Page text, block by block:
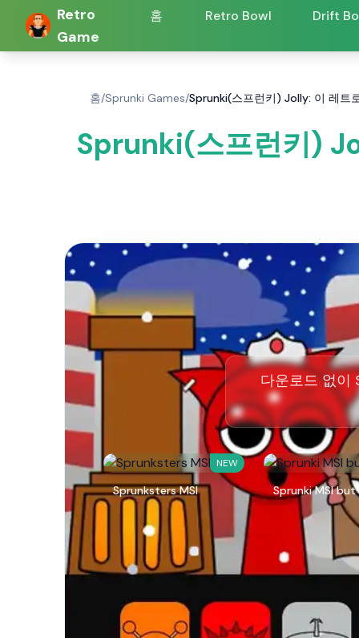
Retro
Game
홈 Retro Bowl Drift
홈/Sprunki Games/Sprunki(스프런키) Jolly: 이 레트
Sprunki(스프런키)
다운로드 없이
NEW
Sprunksters MSI Sprunki MSI but